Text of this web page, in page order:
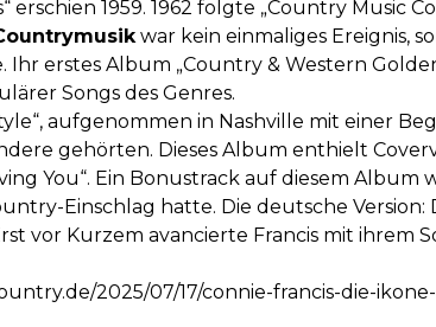
1959. 1962 folgte „Country Music
war kein einmaliges Ereignis,
erstes Album „Country & Western
Songs des Genres.
aufgenommen in Nashville mit einer
gehörten. Dieses Album enthielt
You“. Ein Bonustrack auf diesem Album
Einschlag hatte. Die deutsche Version:
vor Kurzem avancierte Francis mit ihrem
2025/07/17/connie-francis-die-